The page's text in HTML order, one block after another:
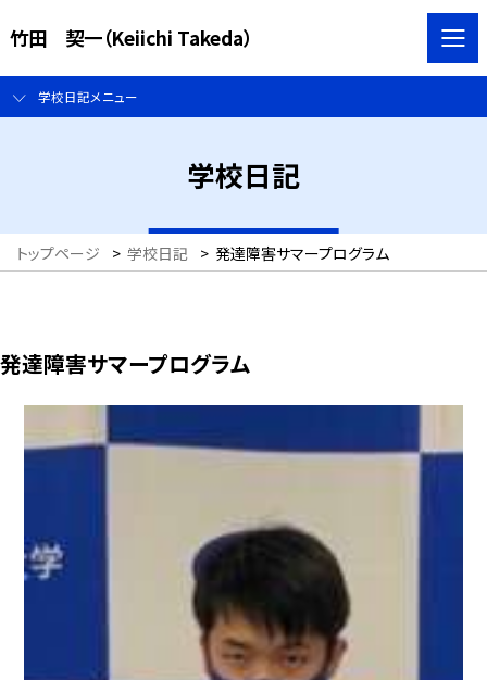
竹田 契一（Keiichi Takeda）
学校日記メニュー
学校日記
トップページ > 学校日記 > 発達障害サマープログラム
発達障害サマープログラム